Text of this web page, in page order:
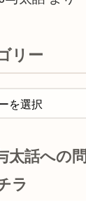
リー
太話への
ラ